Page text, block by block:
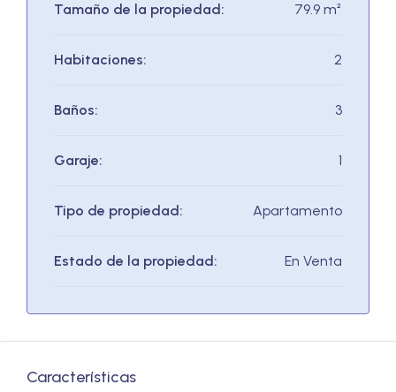
Tamaño de la propiedad: 79.9 m²
Habitaciones: 2
Baños: 3
Garaje: 1
Tipo de propiedad: Apartamento
Estado de la propiedad: En Venta
Características